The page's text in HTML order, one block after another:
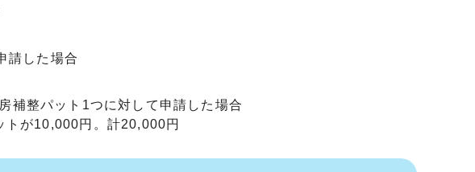
請した場合
補整パット1つに対して申請した場合
トが10,000円。計20,000円